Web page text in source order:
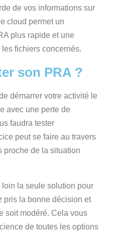
de vos informations sur
cloud permet un
plus rapide et une
fichiers concernés.
son PRA ?
démarrer votre activité le
avec une perte de
faudra tester
peut se faire au travers
proche de la situation
loin la seule solution pour
pris la bonne décision et
soit modéré. Cela vous
de toutes les options